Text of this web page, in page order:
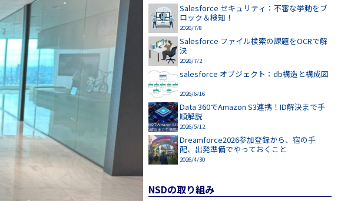
Salesforce セキュリティ：不審な挙動をブ
ロック＆検知！
2026/7/8
Salesforce ファイル検索の課題をOCRで解
決
2026/7/2
salesforce オブジェクト：db構造と構成図
2026/6/16
Data 360でAmazon S3連携！ID解決まで手
順解説
2026/5/12
Dreamforce2026参加登録から、宿の手
配、出発準備でやっておくこと
2026/4/30
NSDの取り組み